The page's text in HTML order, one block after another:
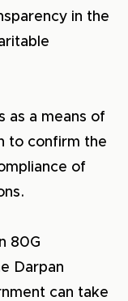
in the
as a means of
to confirm the
of
80G
Darpan
can take